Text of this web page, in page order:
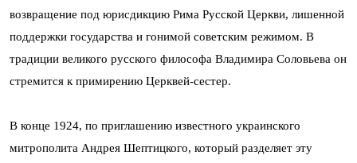
возвращение под юрисдикцию Рима Русской Церкви, лишенной
поддержки государства и гонимой советским режимом. В
традиции великого русского философа Владимира Соловьева он
стремится к примирению Церквей-сестер.
В конце 1924, по приглашению известного украинского
митрополита Андрея Шептицкого, который разделяет эту